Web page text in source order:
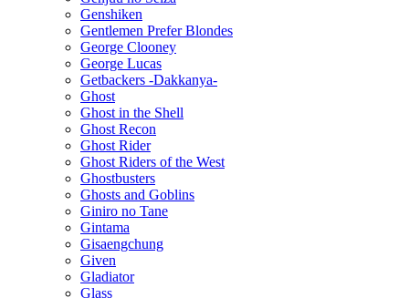
Genshiken
Gentlemen Prefer Blondes
George Clooney
George Lucas
Getbackers -Dakkanya-
Ghost
Ghost in the Shell
Ghost Recon
Ghost Rider
Ghost Riders of the West
Ghostbusters
Ghosts and Goblins
Giniro no Tane
Gintama
Gisaengchung
Given
Gladiator
Glass